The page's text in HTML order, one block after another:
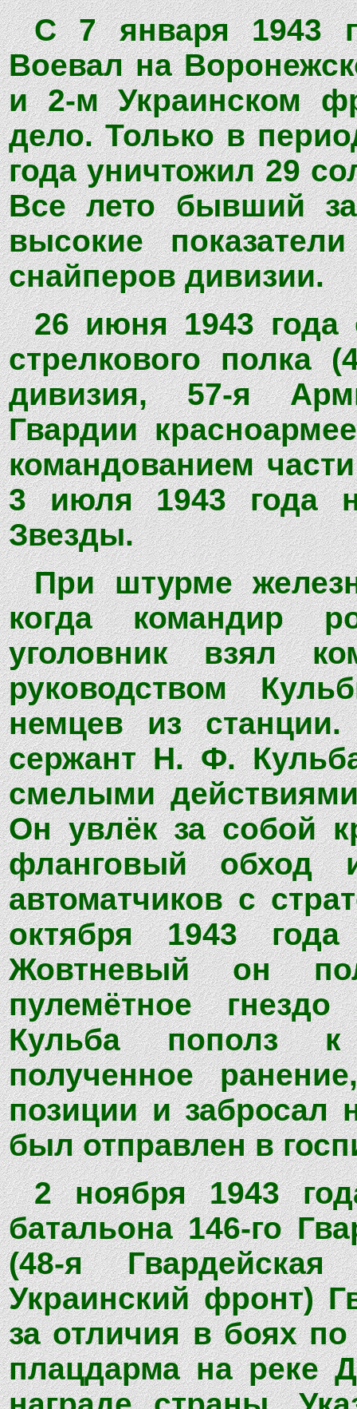
С 7 января 1943
Воевал на
и 2-м Украинском
дело. Только в
года уничтожил 29
Все лето бывший
высокие
снайперов дивизии.
26 июня 1943 года
стрелкового полка
дивизия, 57-я
Гвардии
командованием
3 июля 1943 года
Звезды.
При штурме
когда командир
уголовник взял
руководством
немцев из
сержант Н. Ф.
смелыми
Он увлёк за собой
фланговый обход
автоматчиков с
октября 1943
Жовтневый он
пулемётное
Кульба пополз
полученное
позиции и забросал
был отправлен в
2 ноября 1943
батальона 146-го
(48-я
Украинский фронт)
за отличия в боях
плацдарма на реке